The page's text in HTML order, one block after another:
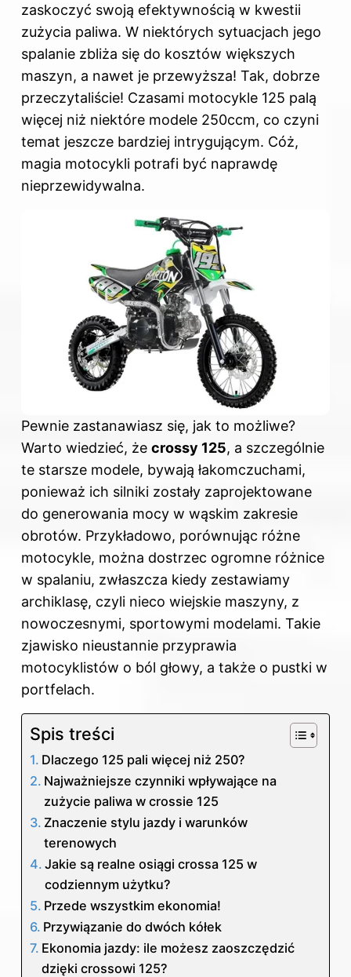
zaskoczyć swoją efektywnością w kwestii
zużycia paliwa. W niektórych sytuacjach jego
spalanie zbliża się do kosztów większych
maszyn, a nawet je przewyższa! Tak, dobrze
przeczytaliście! Czasami motocykle 125 palą
więcej niż niektóre modele 250ccm, co czyni
temat jeszcze bardziej intrygującym. Cóż,
magia motocykli potrafi być naprawdę
nieprzewidywalna.
Pewnie zastanawiasz się, jak to możliwe?
Warto wiedzieć, że crossy 125, a szczególnie
te starsze modele, bywają łakomczuchami,
ponieważ ich silniki zostały zaprojektowane
do generowania mocy w wąskim zakresie
obrotów. Przykładowo, porównując różne
motocykle, można dostrzec ogromne różnice
w spalaniu, zwłaszcza kiedy zestawiamy
archiklasę, czyli nieco wiejskie maszyny, z
nowoczesnymi, sportowymi modelami. Takie
zjawisko nieustannie przyprawia
motocyklistów o ból głowy, a także o pustki w
portfelach.
Spis treści
Dlaczego 125 pali więcej niż 250?
Najważniejsze czynniki wpływające na
zużycie paliwa w crossie 125
Znaczenie stylu jazdy i warunków
terenowych
Jakie są realne osiągi crossa 125 w
codziennym użytku?
Przede wszystkim ekonomia!
Przywiązanie do dwóch kółek
Ekonomia jazdy: ile możesz zaoszczędzić
dzięki crossowi 125?